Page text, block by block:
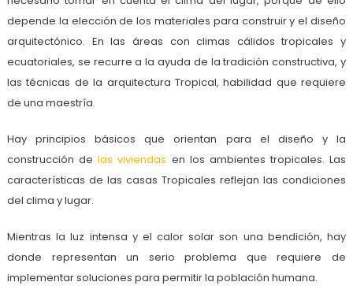
depende la elección de los materiales para construir y el diseño
arquitectónico. En las áreas con climas cálidos tropicales y
ecuatoriales, se recurre a la ayuda de la tradición constructiva, y
las técnicas de la arquitectura Tropical, habilidad que requiere
de una maestría.
Hay principios básicos que orientan para el diseño y la
construcción delas viviendas en los ambientes tropicales. Las
características de las casas Tropicales reflejan las condiciones
del clima y lugar.
Mientras la luz intensa y el calor solar son una bendición, hay
donde representan un serio problema que requiere de
implementar soluciones para permitir la población humana.